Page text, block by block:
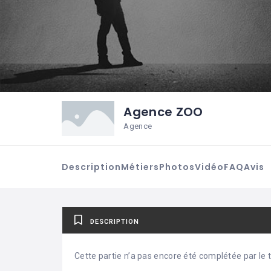
Agence ZOO
Agence
DescriptionMétiersPhotosVidéoFAQAvis
DESCRIPTION
Cette partie n’a pas encore été complétée par le